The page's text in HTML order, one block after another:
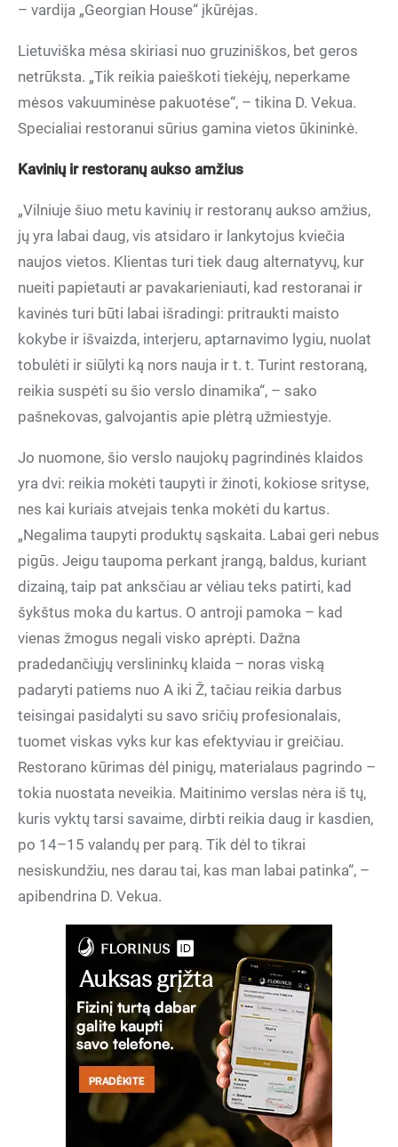
– vardija „Georgian House“ įkūrėjas.
Lietuviška mėsa skiriasi nuo gruziniškos, bet geros
netrūksta. „Tik reikia paieškoti tiekėjų, neperkame
mėsos vakuuminėse pakuotėse“, – tikina D. Vekua.
Specialiai restoranui sūrius gamina vietos ūkininkė.
Kavinių ir restoranų aukso amžius
„Vilniuje šiuo metu kavinių ir restoranų aukso amžius,
jų yra labai daug, vis atsidaro ir lankytojus kviečia
naujos vietos. Klientas turi tiek daug alternatyvų, kur
nueiti papietauti ar pavakarieniauti, kad restoranai ir
kavinės turi būti labai išradingi: pritraukti maisto
kokybe ir išvaizda, interjeru, aptarnavimo lygiu, nuolat
tobulėti ir siūlyti ką nors nauja ir t. t. Turint restoraną,
reikia suspėti su šio verslo dinamika“, – sako
pašnekovas, galvojantis apie plėtrą užmiestyje.
Jo nuomone, šio verslo naujokų pagrindinės klaidos
yra dvi: reikia mokėti taupyti ir žinoti, kokiose srityse,
nes kai kuriais atvejais tenka mokėti du kartus.
„Negalima taupyti produktų sąskaita. Labai geri nebus
pigūs. Jeigu taupoma perkant įrangą, baldus, kuriant
dizainą, taip pat anksčiau ar vėliau teks patirti, kad
šykštus moka du kartus. O antroji pamoka – kad
vienas žmogus negali visko aprėpti. Dažna
pradedančiųjų verslininkų klaida – noras viską
padaryti patiems nuo A iki Ž, tačiau reikia darbus
teisingai pasidalyti su savo sričių profesionalais,
tuomet viskas vyks kur kas efektyviau ir greičiau.
Restorano kūrimas dėl pinigų, materialaus pagrindo –
tokia nuostata neveikia. Maitinimo verslas nėra iš tų,
kuris vyktų tarsi savaime, dirbti reikia daug ir kasdien,
po 14–15 valandų per parą. Tik dėl to tikrai
nesiskundžiu, nes darau tai, kas man labai patinka“, –
apibendrina D. Vekua.